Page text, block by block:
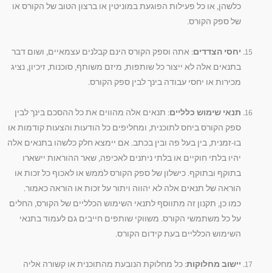
כלשהן, או כל פעילות הפוגעת במוניטין או ברצון הטוב של הקורס או
של ספק הקורס.
יחסי הצדדים: אתה וספק הקורס הינם קבלנים עצמאיים, ושום דבר
בתנאים אלה לא ייצור כל שותפות, מיזם משותף, סוכנות, זיכיון, נציג
מכירות או יחסי עבודה בינך לבין ספק הקורס.
תנאי שימוש כלליים: תנאים אלה מהווים את כל ההסכם בינך לבין
ספק הקורס ביחס לתוכנית, ומחליפים כל הודעות והצעות קודמות או
בו-זמנית, בין בעל פה ובין בכתב. אם יימצא חלק כלשהו בתנאים אלה
יהיו בלתי חוקיים או בלתי ניתנים לאכיפה, שאר ההוראות יישארו
בתוקף ובתוקף. כישלון של ספק הקורס לממש או לאכוף כל זכות או
הוראה של תנאים אלה לא יהווה ויתור על זכות או הוראה כאמור.
כמו כן, תקנון זה מתווסף לתנאי השימוש הכלליים של הקורס, החלים
על כל משתמשי הקורס. משווקי שותפים חייבים גם לעמוד בתנאי
השימוש הכלליים בעת קידום הקורס.
יישוב מחלוקות: כל מחלוקת הנובעת מהתוכנית או קשורה אליה